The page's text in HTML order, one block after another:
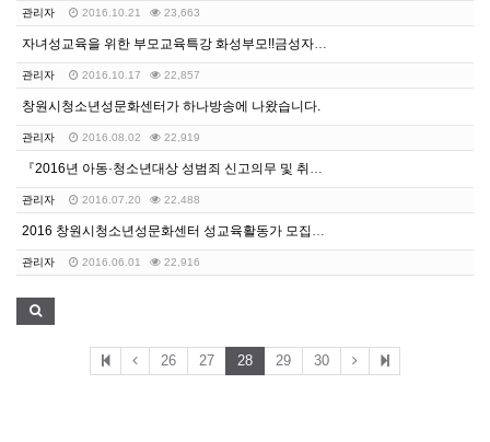
관리자 2016.10.21 23,663
자녀성교육을 위한 부모교육특강 화성부모!!금성자녀!!
관리자 2016.10.17 22,857
창원시청소년성문화센터가 하나방송에 나왔습니다.
관리자 2016.08.02 22,919
『2016년 아동·청소년대상 성범죄 신고의무 및 취업제…
관리자 2016.07.20 22,488
2016 창원시청소년성문화센터 성교육활동가 모집공고
관리자 2016.06.01 22,916
26 27 28 29 30